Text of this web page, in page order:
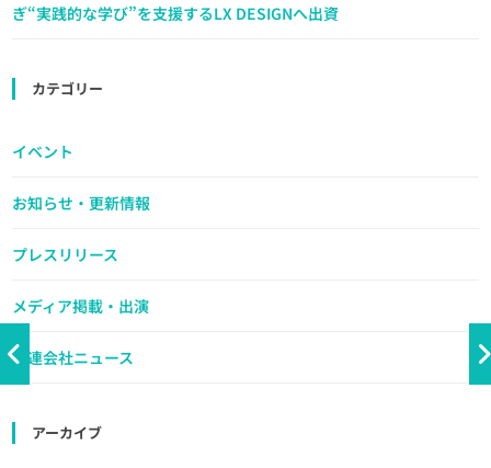
ぎ“実践的な学び”を支援するLX DESIGNへ出資
カテゴリー
イベント
お知らせ・更新情報
プレスリリース
メディア掲載・出演
関連会社ニュース
アーカイブ